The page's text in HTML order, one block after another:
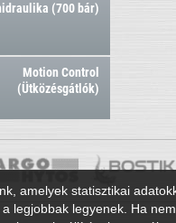
(700 bár)
Motion Control
(Ütközésgátlók)
amelyek statisztikai
legjobbak legyenek. Ha